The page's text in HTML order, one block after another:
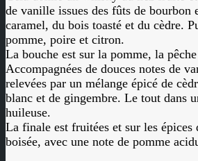
de vanille issues des fûts de bourbon
caramel, du bois toasté et du cèdre.
pomme, poire et citron.
La bouche est sur la pomme, la
Accompagnées de douces notes de
relevées par un mélange épicé de
blanc et de gingembre. Le tout dans
huileuse.
La finale est fruitées et sur les épices
boisée, avec une note de pomme